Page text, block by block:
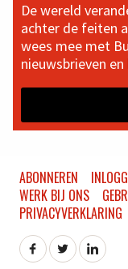
De wereld
achter de feiten
wees mee met
nieuwsbrieven
ABONNEREN
WERK BIJ ONS
PRIVACYVERKLARING